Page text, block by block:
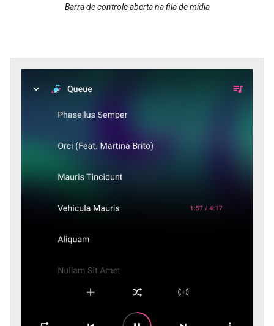
Barra de controle aberta na fila de mídia